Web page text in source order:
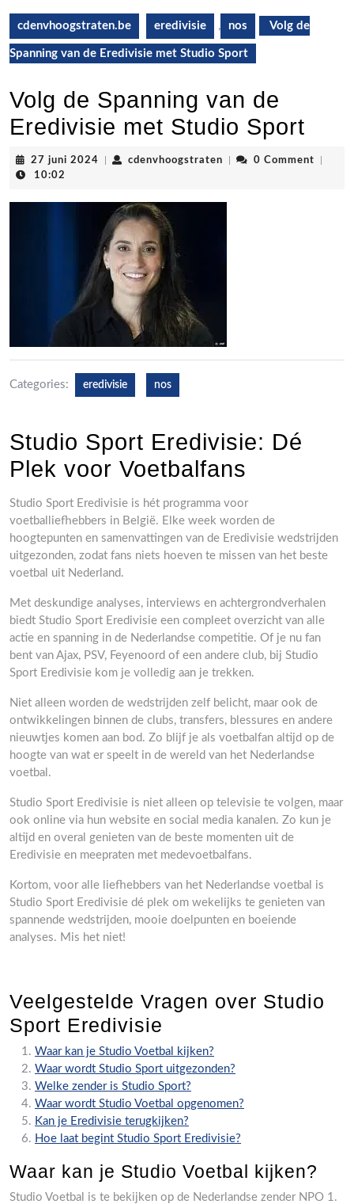
cdenvhoogstraten.be eredivisie , nos Volg de
Spanning van de Eredivisie met Studio Sport
Volg de Spanning van de
Eredivisie met Studio Sport
27 juni 2024 27
cdenvhoogstraten cdenvhoogstraten
0 Comment
10:02
Categories: eredivisie nos
Studio Sport Eredivisie: Dé
Plek voor Voetbalfans
Studio Sport Eredivisie is hét programma voor
voetballiefhebbers in België. Elke week worden de
hoogtepunten en samenvattingen van de Eredivisie wedstrijden
uitgezonden, zodat fans niets hoeven te missen van het beste
voetbal uit Nederland.
Met deskundige analyses, interviews en achtergrondverhalen
biedt Studio Sport Eredivisie een compleet overzicht van alle
actie en spanning in de Nederlandse competitie. Of je nu fan
bent van Ajax, PSV, Feyenoord of een andere club, bij Studio
Sport Eredivisie kom je volledig aan je trekken.
Niet alleen worden de wedstrijden zelf belicht, maar ook de
ontwikkelingen binnen de clubs, transfers, blessures en andere
nieuwtjes komen aan bod. Zo blijf je als voetbalfan altijd op de
hoogte van wat er speelt in de wereld van het Nederlandse
voetbal.
Studio Sport Eredivisie is niet alleen op televisie te volgen, maar
ook online via hun website en social media kanalen. Zo kun je
altijd en overal genieten van de beste momenten uit de
Eredivisie en meepraten met medevoetbalfans.
Kortom, voor alle liefhebbers van het Nederlandse voetbal is
Studio Sport Eredivisie dé plek om wekelijks te genieten van
spannende wedstrijden, mooie doelpunten en boeiende
analyses. Mis het niet!
Veelgestelde Vragen over Studio
Sport Eredivisie
Waar kan je Studio Voetbal kijken?
Waar wordt Studio Sport uitgezonden?
Welke zender is Studio Sport?
Waar wordt Studio Voetbal opgenomen?
Kan je Eredivisie terugkijken?
Hoe laat begint Studio Sport Eredivisie?
Waar kan je Studio Voetbal kijken?
Studio Voetbal is te bekijken op de Nederlandse zender NPO 1.